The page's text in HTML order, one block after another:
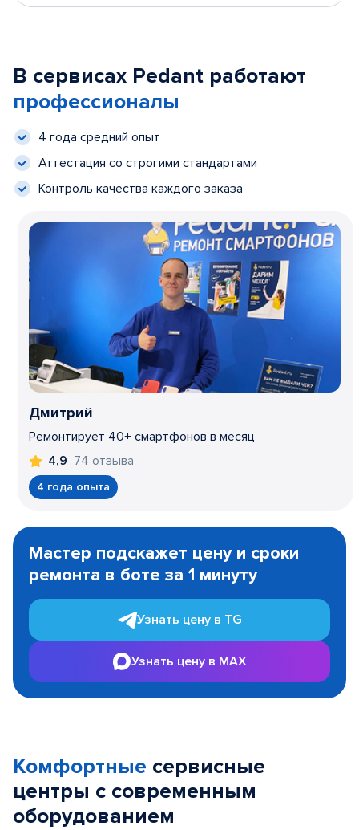
В сервисах Pedant работают
профессионалы
4 года средний опыт
Аттестация со строгими стандартами
Контроль качества каждого заказа
Дмитрий
Ремонтирует 40+ смартфонов в месяц
4,9 74 отзыва
4 года опыта
1
Мастер подскажет цену и сроки
ремонта в боте за 1 минуту
Узнать цену в TG
Узнать цену в MAX
Комфортные сервисные
центры с современным
оборудованием